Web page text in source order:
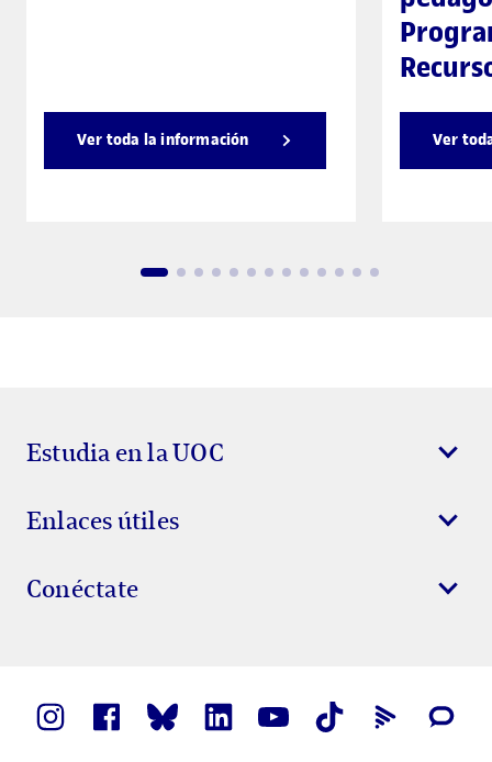
Ver toda la información Ver
Estudia en la UOC
Enlaces útiles
Conéctate